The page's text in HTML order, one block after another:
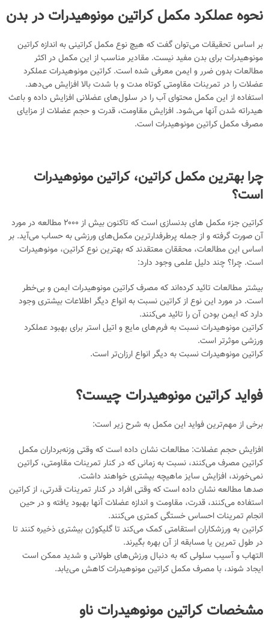
نحوه عملکرد مکمل کراتین مونوهیدرات در بدن
بر اساس تحقیقات می‌توان گفت که هیچ نوع مکمل کراتینی به اندازه کراتین
مونوهیدرات برای بدن مفید نیست. مقادیر مناسب از این مکمل در اکثر
مطالعات بدون ضرر و ایمن معرفی شده است. کراتین مونوهیدرات عملکرد
عضلات را در تمرینات مقاومتی کوتاه مدت و با شدت بالا افزایش می‌دهد.
استفاده از این مکمل محتوای آب را در سلول‌های عضلانی افزایش داده و باعث
هیدراته شدن آنها می‌شود. افزایش مقاومت، قدرت و حجم عضلات از مزایای
مصرف مکمل کراتین مونوهیدرات است.
چرا بهترین مکمل کراتین، کراتین مونوهیدرات
است؟
کراتین جزء مکمل‌ های بدنسازی است که تاکنون بیش از ۲۰۰۰ مطالعه در مورد
آن صورت گرفته و از جمله پرطرفدارترین مکمل‌های ورزشی به حساب می‌آید. بر
اساس این مطالعات، محققان معتقدند که بهترین نوع کراتین، مونوهیدرات
است. چرا؟ چند دلیل علمی وجود دارد:
بیشتر مطالعات تائید کرده‌اند که مصرف کراتین مونوهیدرات ایمن و بی‌خطر
است. در مورد این نوع از کراتین نسبت به انواع دیگر اطلاعات بیشتری وجود
دارد که ایمن بودن آن را تائید می‌کنند.
کراتین مونوهیدرات نسبت به فرم‌های مایع و اتیل استر برای بهبود عملکرد
ورزشی موثرتر است.
کراتین مونوهیدرات نسبت به دیگر انواع ارزان‎‌تر است.
فواید کراتین مونوهیدرات چیست؟
برخی از مهم‌ترین فواید این مکمل به شرح زیر است:
افزایش حجم عضلات: مطالعات نشان داده است که وقتی وزنه‌برداران مکمل
کراتین مصرف می‌کنند، نسبت به زمانی که در کنار تمرینات مقاومتی، کراتین
نمی‌خورند، افزایش سایز ماهیچه بیشتری خواهند داشت.
صدها مطالعه نشان داده است که وقتی افراد در کنار تمرینات قدرتی، از کراتین
استفاده می‌کنند، قدرت، مقاومت و اندازه عضلات آنها بهبود یافته و در حین
انجام تمرینات احساس خستگی کمتری می‌کنند.
کراتین به ورزشکاران استقامتی کمک می‌کند تا گلیکوژن بیشتری ذخیره کنند تا
در طول تمرین یا مسابقه از آن بهره بگیرند.
التهاب و آسیب سلولی که به دنبال ورزش‌های طولانی و شدید ممکن است
ایجاد شوند، با مصرف مکمل کراتین مونوهیدرات کاهش می‌یابد.
مشخصات کراتین مونوهیدرات ناو